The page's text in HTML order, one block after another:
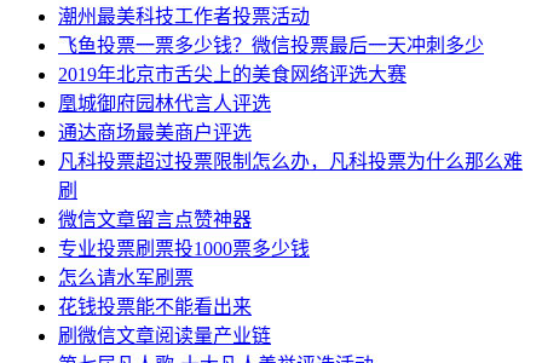
潮州最美科技工作者投票活动
飞鱼投票一票多少钱？微信投票最后一天冲刺多少
2019年北京市舌尖上的美食网络评选大赛
凰城御府园林代言人评选
通达商场最美商户评选
凡科投票超过投票限制怎么办，凡科投票为什么那么难
刷
微信文章留言点赞神器
专业投票刷票投1000票多少钱
怎么请水军刷票
花钱投票能不能看出来
刷微信文章阅读量产业链